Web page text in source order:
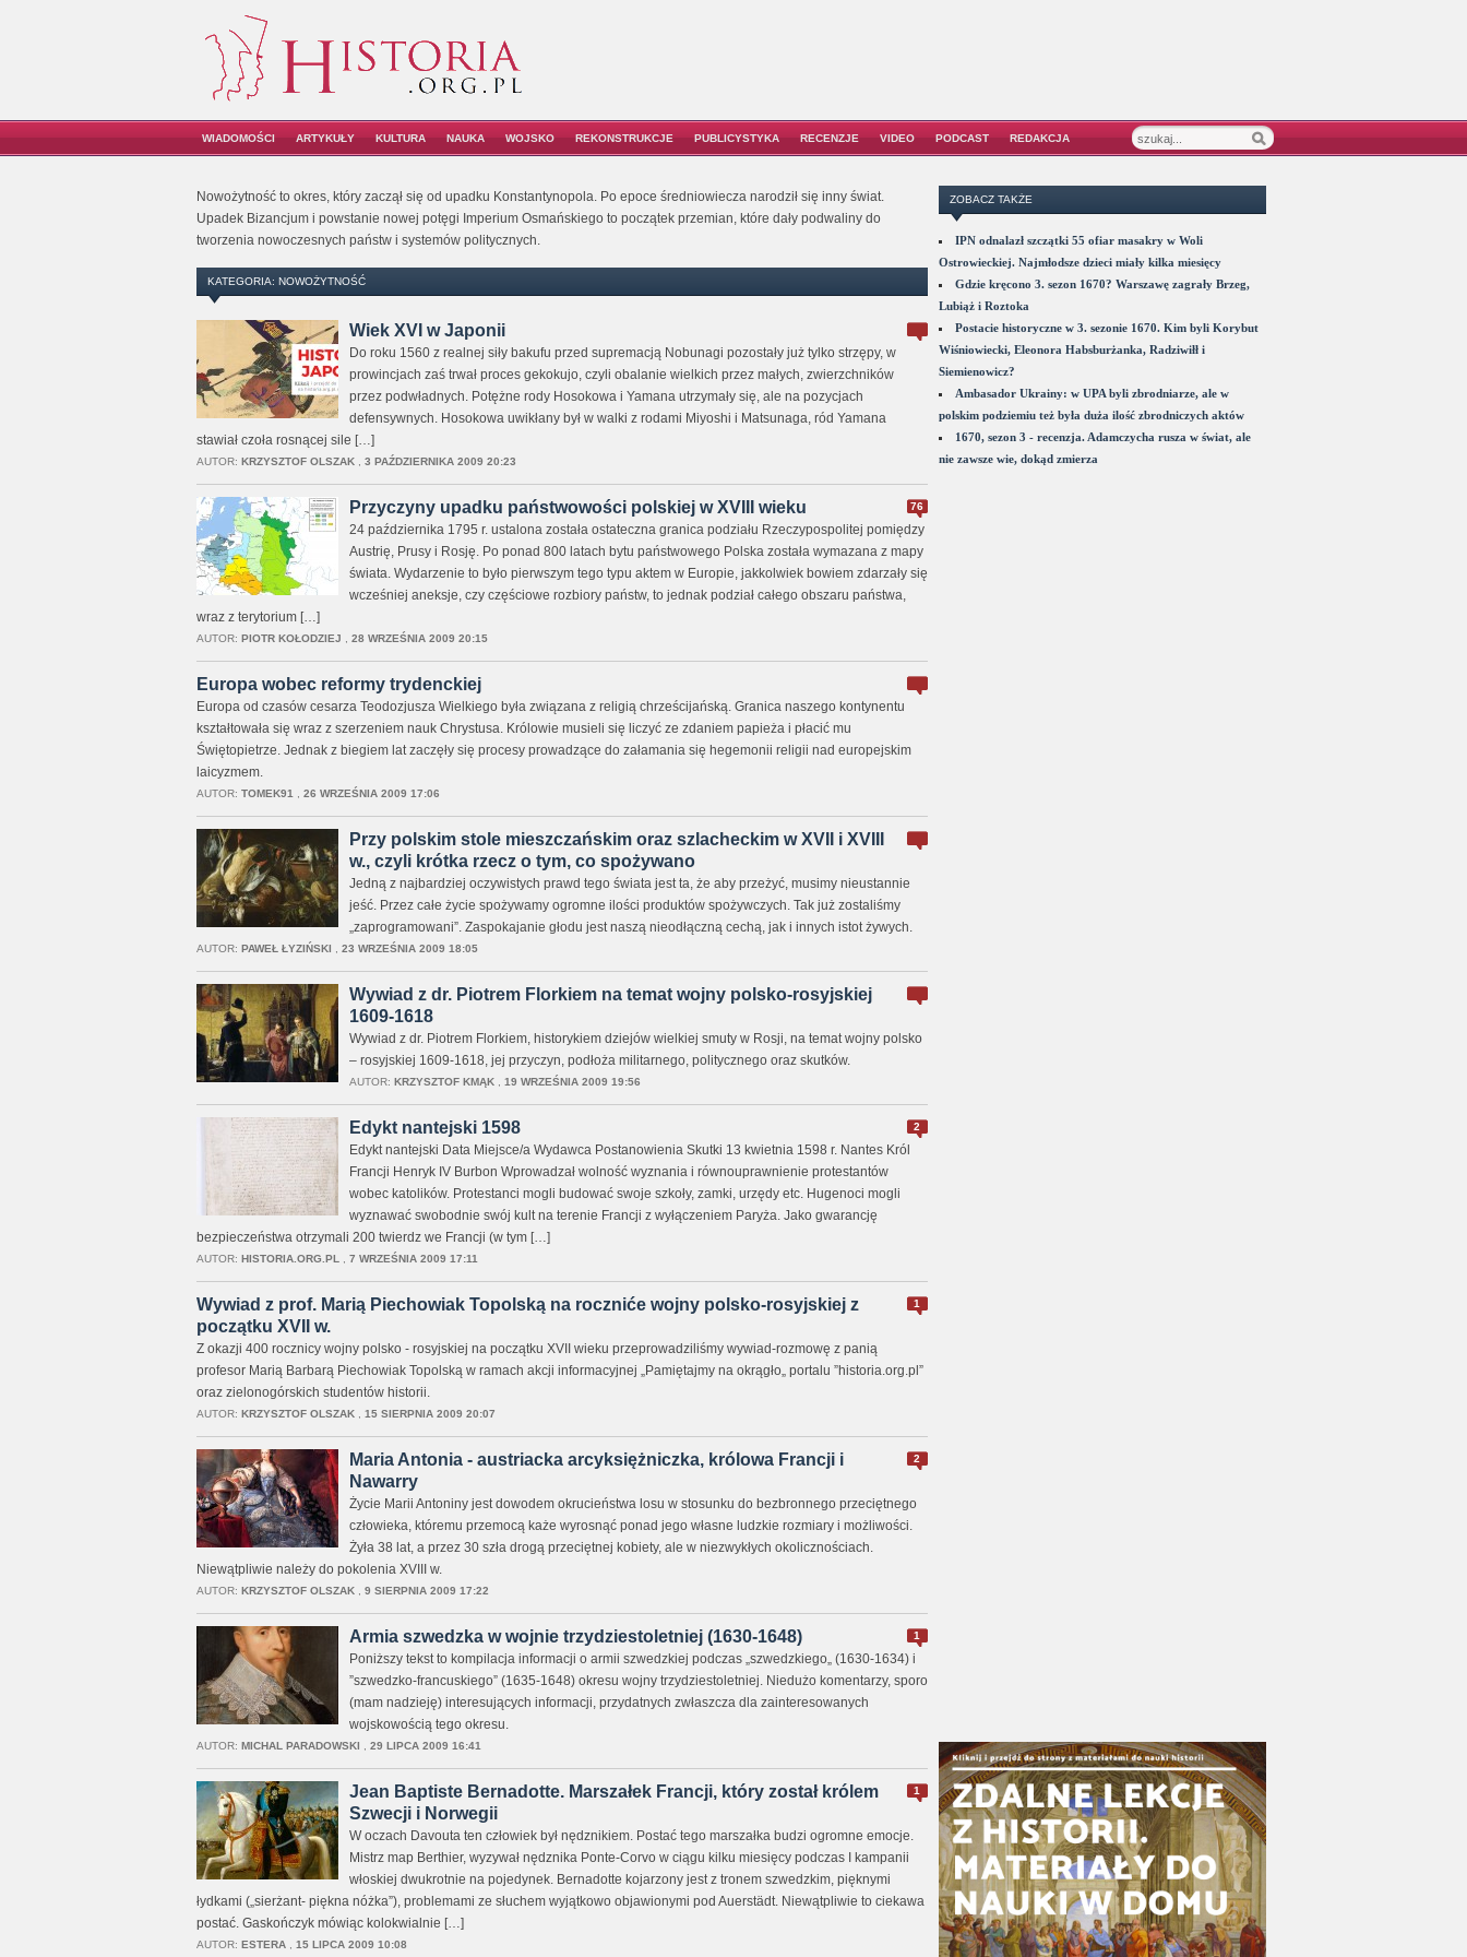
WIADOMOŚCI ARTYKUŁY KULTURA NAUKA WOJSKO REKONSTRUKCJE PUBLICYSTYKA RECENZJE VIDEO PODCAST REDAKCJA
Nowożytność to okres, który zaczął się od upadku Konstantynopola. Po epoce średniowiecza narodził się inny świat.
Upadek Bizancjum i powstanie nowej potęgi Imperium Osmańskiego to początek przemian, które dały podwaliny do
tworzenia nowoczesnych państw i systemów politycznych.
KATEGORIA: NOWOŻYTNOŚĆ
Wiek XVI w Japonii
Do roku 1560 z realnej siły bakufu przed supremacją Nobunagi pozostały już tylko strzępy, w
prowincjach zaś trwał proces gekokujo, czyli obalanie wielkich przez małych, zwierzchników
przez podwładnych. Potężne rody Hosokowa i Yamana utrzymały się, ale na pozycjach
defensywnych. Hosokowa uwikłany był w walki z rodami Miyoshi i Matsunaga, ród Yamana
stawiał czoła rosnącej sile […]
AUTOR: KRZYSZTOF OLSZAK, 3 PAŹDZIERNIKA 2009 20:23
76
Przyczyny upadku państwowości polskiej w XVIII wieku
24 października 1795 r. ustalona została ostateczna granica podziału Rzeczypospolitej pomiędzy
Austrię, Prusy i Rosję. Po ponad 800 latach bytu państwowego Polska została wymazana z mapy
świata. Wydarzenie to było pierwszym tego typu aktem w Europie, jakkolwiek bowiem zdarzały się
wcześniej aneksje, czy częściowe rozbiory państw, to jednak podział całego obszaru państwa,
wraz z terytorium […]
AUTOR: PIOTR KOŁODZIEJ 28 WRZEŚNIA 2009 20:15
Europa wobec reformy trydenckiej
Europa od czasów cesarza Teodozjusza Wielkiego była związana z religią chrześcijańską. Granica naszego kontynentu
kształtowała się wraz z szerzeniem nauk Chrystusa. Królowie musieli się liczyć ze zdaniem papieża i płacić mu
Świętopietrze. Jednak z biegiem lat zaczęły się procesy prowadzące do załamania się hegemonii religii nad europejskim
laicyzmem.
AUTOR: TOMEK91 26 WRZEŚNIA 2009 17:06
Przy polskim stole mieszczańskim oraz szlacheckim w XVII i XVIII
w., czyli krótka rzecz o tym, co spożywano
Jedną z najbardziej oczywistych prawd tego świata jest ta, że aby przeżyć, musimy nieustannie
jeść. Przez całe życie spożywamy ogromne ilości produktów spożywczych. Tak już zostaliśmy
„zaprogramowani”. Zaspokajanie głodu jest naszą nieodłączną cechą, jak i innych istot żywych.
AUTOR: PAWEŁ ŁYZIŃSKI 23 WRZEŚNIA 2009 18:05
Wywiad z dr. Piotrem Florkiem na temat wojny polsko-rosyjskiej
1609-1618
Wywiad z dr. Piotrem Florkiem, historykiem dziejów wielkiej smuty w Rosji, na temat wojny polsko
– rosyjskiej 1609-1618, jej przyczyn, podłoża militarnego, politycznego oraz skutków.
AUTOR: KRZYSZTOF KMĄK, 19 WRZEŚNIA 2009 19:56
2
Edykt nantejski 1598
Edykt nantejski Data Miejsce/a Wydawca Postanowienia Skutki 13 kwietnia 1598 r. Nantes Król
Francji Henryk IV Burbon Wprowadzał wolność wyznania i równouprawnienie protestantów
wobec katolików. Protestanci mogli budować swoje szkoły, zamki, urzędy etc. Hugenoci mogli
wyznawać swobodnie swój kult na terenie Francji z wyłączeniem Paryża. Jako gwarancję
bezpieczeństwa otrzymali 200 twierdz we Francji (w tym […]
AUTOR: HISTORIA.ORG.PL 7 WRZEŚNIA 2009 17:11
1
Wywiad z prof. Marią Piechowiak Topolską na roczniće wojny polsko-rosyjskiej z
początku XVII w.
Z okazji 400 rocznicy wojny polsko - rosyjskiej na początku XVII wieku przeprowadziliśmy wywiad-rozmowę z panią
profesor Marią Barbarą Piechowiak Topolską w ramach akcji informacyjnej „Pamiętajmy na okrągło„ portalu ”historia.org.pl”
oraz zielonogórskich studentów historii.
AUTOR: KRZYSZTOF OLSZAK, 15 SIERPNIA 2009 20:07
2
Maria Antonia - austriacka arcyksiężniczka, królowa Francji i
Nawarry
Życie Marii Antoniny jest dowodem okrucieństwa losu w stosunku do bezbronnego przeciętnego
człowieka, któremu przemocą każe wyrosnąć ponad jego własne ludzkie rozmiary i możliwości.
Żyła 38 lat, a przez 30 szła drogą przeciętnej kobiety, ale w niezwykłych okolicznościach.
Niewątpliwie należy do pokolenia XVIII w.
AUTOR: KRZYSZTOF OLSZAK, 9 SIERPNIA 2009 17:22
1
Armia szwedzka w wojnie trzydziestoletniej (1630-1648)
Poniższy tekst to kompilacja informacji o armii szwedzkiej podczas „szwedzkiego„ (1630-1634) i
”szwedzko-francuskiego” (1635-1648) okresu wojny trzydziestoletniej. Niedużo komentarzy, sporo
(mam nadzieję) interesujących informacji, przydatnych zwłaszcza dla zainteresowanych
wojskowością tego okresu.
AUTOR: MICHAL PARADOWSKI 29 LIPCA 2009 16:41
1
Jean Baptiste Bernadotte. Marszałek Francji, który został królem
Szwecji i Norwegii
W oczach Davouta ten człowiek był nędznikiem. Postać tego marszałka budzi ogromne emocje.
Mistrz map Berthier, wyzywał nędznika Ponte-Corvo w ciągu kilku miesięcy podczas I kampanii
włoskiej dwukrotnie na pojedynek. Bernadotte kojarzony jest z tronem szwedzkim, pięknymi
łydkami („sierżant- piękna nóżka”), problemami ze słuchem wyjątkowo objawionymi pod Auerstädt. Niewątpliwie to ciekawa
postać. Gaskończyk mówiąc kolokwialnie […]
AUTOR: ESTERA, 15 LIPCA 2009 10:08
ZOBACZ TAKŻE
IPN odnalazł szczątki 55 ofiar masakry w Woli
Ostrowieckiej. Najmłodsze dzieci miały kilka miesięcy
Gdzie kręcono 3. sezon 1670? Warszawę zagrały Brzeg,
Lubiąż i Roztoka
Postacie historyczne w 3. sezonie 1670. Kim byli Korybut
Wiśniowiecki, Eleonora Habsburżanka, Radziwiłł i
Siemienowicz?
Ambasador Ukrainy: w UPA byli zbrodniarze, ale w
polskim podziemiu też była duża ilość zbrodniczych aktów
1670, sezon 3 - recenzja. Adamczycha rusza w świat, ale
nie zawsze wie, dokąd zmierza